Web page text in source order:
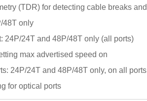
(TDR) for detecting cable breaks and
48T only
24P/24T and 48P/48T only (all ports)
max advertised speed on
24P/24T and 48P/48T only, on all ports
for optical ports